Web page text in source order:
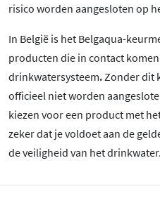
risico worden aangesloten op
In België is het Belgaqua-
producten die in contact
drinkwatersysteem. Zonder dit
officieel niet worden
kiezen voor een product met
zeker dat je voldoet aan de
de veiligheid van het drinkwater.